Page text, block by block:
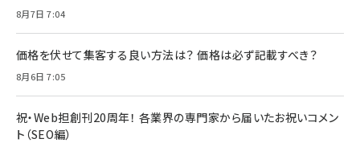
8月7日 7:04
価格を伏せて集客する良い方法は？ 価格は必ず記載すべき？
8月6日 7:05
祝・Web担創刊20周年！ 各業界の専門家から届いたお祝いコメン
ト（SEO編）